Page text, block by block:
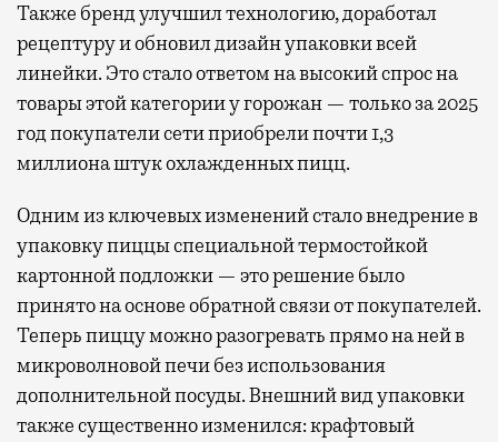
Также бренд улучшил технологию, доработал
рецептуру и обновил дизайн упаковки всей
линейки. Это стало ответом на высокий спрос на
товары этой категории у горожан — только за 2025
год покупатели сети приобрели почти 1,3
миллиона штук охлажденных пицц.
Одним из ключевых изменений стало внедрение в
упаковку пиццы специальной термостойкой
картонной подложки — это решение было
принято на основе обратной связи от покупателей.
Теперь пиццу можно разогревать прямо на ней в
микроволновой печи без использования
дополнительной посуды. Внешний вид упаковки
также существенно изменился: крафтовый